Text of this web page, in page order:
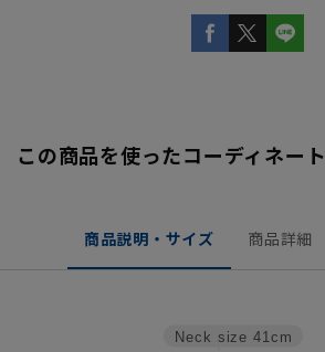
この商品を使ったコーディネート
商品説明・サイズ 商品詳細
Neck size 41cm